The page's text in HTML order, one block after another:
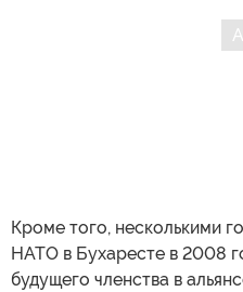
Кроме того, несколькими
НАТО в Бухаресте в 2008
будущего членства в